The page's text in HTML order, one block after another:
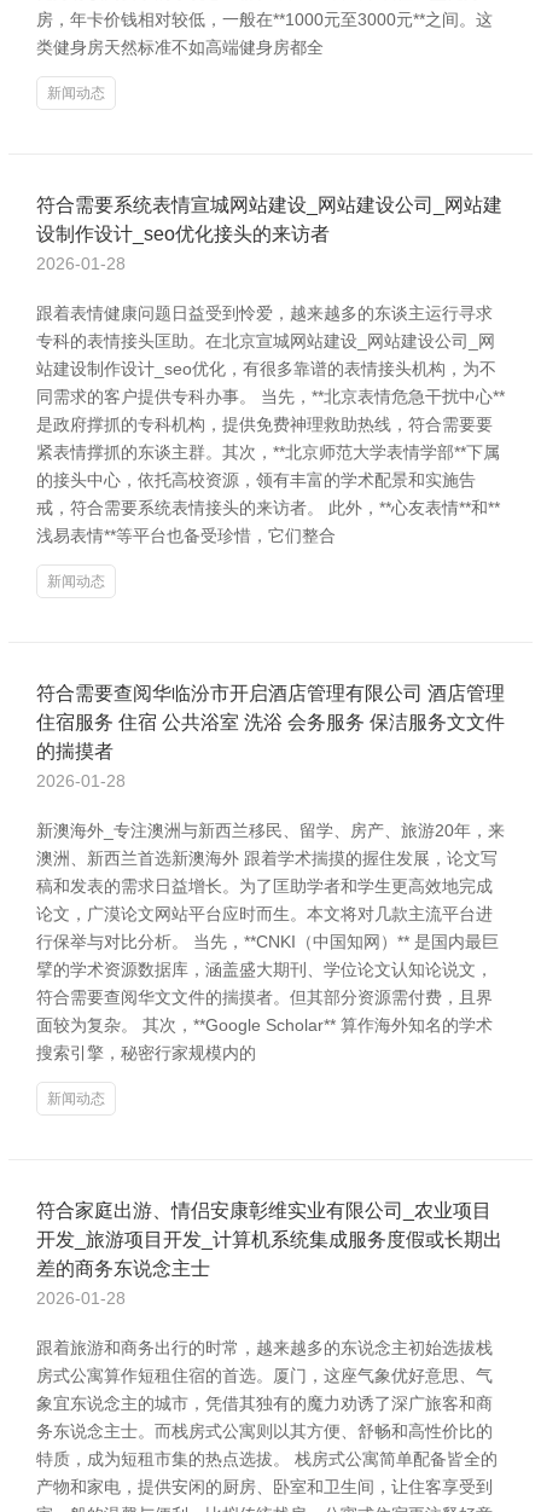
房，年卡价钱相对较低，一般在**1000元至3000元**之间。这
类健身房天然标准不如高端健身房都全
新闻动态
符合需要系统表情宣城网站建设_网站建设公司_网站建
设制作设计_seo优化接头的来访者
2026-01-28
跟着表情健康问题日益受到怜爱，越来越多的东谈主运行寻求
专科的表情接头匡助。在北京宣城网站建设_网站建设公司_网
站建设制作设计_seo优化，有很多靠谱的表情接头机构，为不
同需求的客户提供专科办事。 当先，**北京表情危急干扰中心**
是政府撑抓的专科机构，提供免费神理救助热线，符合需要要
紧表情撑抓的东谈主群。其次，**北京师范大学表情学部**下属
的接头中心，依托高校资源，领有丰富的学术配景和实施告
戒，符合需要系统表情接头的来访者。 此外，**心友表情**和**
浅易表情**等平台也备受珍惜，它们整合
新闻动态
符合需要查阅华临汾市开启酒店管理有限公司 酒店管理
住宿服务 住宿 公共浴室 洗浴 会务服务 保洁服务文文件
的揣摸者
2026-01-28
新澳海外_专注澳洲与新西兰移民、留学、房产、旅游20年，来
澳洲、新西兰首选新澳海外 跟着学术揣摸的握住发展，论文写
稿和发表的需求日益增长。为了匡助学者和学生更高效地完成
论文，广漠论文网站平台应时而生。本文将对几款主流平台进
行保举与对比分析。 当先，**CNKI（中国知网）** 是国内最巨
擘的学术资源数据库，涵盖盛大期刊、学位论文认知论说文，
符合需要查阅华文文件的揣摸者。但其部分资源需付费，且界
面较为复杂。 其次，**Google Scholar** 算作海外知名的学术
搜索引擎，秘密行家规模内的
新闻动态
符合家庭出游、情侣安康彰维实业有限公司_农业项目
开发_旅游项目开发_计算机系统集成服务度假或长期出
差的商务东说念主士
2026-01-28
跟着旅游和商务出行的时常，越来越多的东说念主初始选拔栈
房式公寓算作短租住宿的首选。厦门，这座气象优好意思、气
象宜东说念主的城市，凭借其独有的魔力劝诱了深广旅客和商
务东说念主士。而栈房式公寓则以其方便、舒畅和高性价比的
特质，成为短租市集的热点选拔。 栈房式公寓简单配备皆全的
产物和家电，提供安闲的厨房、卧室和卫生间，让住客享受到